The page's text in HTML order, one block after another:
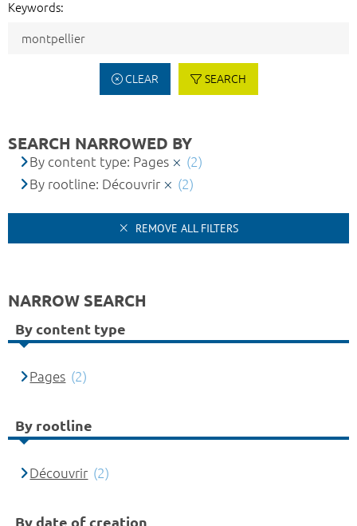
Keywords:
CLEAR SEARCH
SEARCH NARROWED BY
By content type: Pages
(2)
By rootline: Découvrir
(2)
REMOVE ALL FILTERS
NARROW SEARCH
By content type
Pages (2)
By rootline
Découvrir (2)
By date of creation